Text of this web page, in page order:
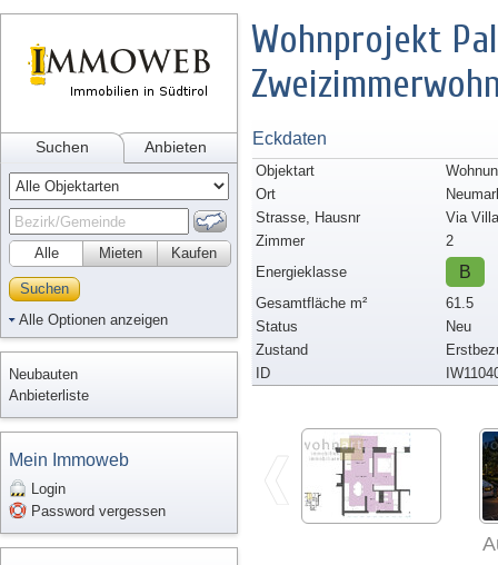
Suchen Anbieten
Alle Kaufen
Mieten
Suchen
Alle Optionen anzeigen
Neubauten
Anbieterliste
Mein Immoweb
Login
Password vergessen
Wohnprojekt
Eckdaten
Objektart
Ort
Strasse, Hausnr
Via
Zimmer
2
Energieklasse
B
Gesamtfläche m²
61.5
Status
Neu
Zustand
ID